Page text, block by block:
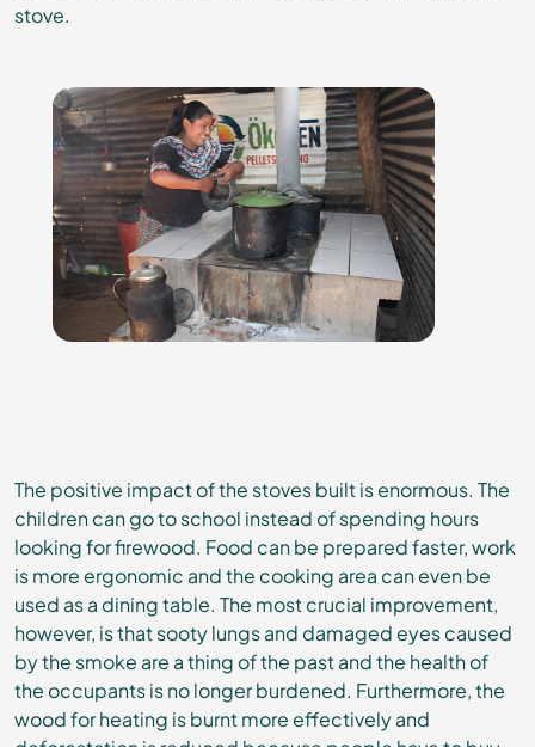
stove.
The positive impact of the stoves built is enormous. The
children can go to school instead of spending hours
looking for firewood. Food can be prepared faster, work
is more ergonomic and the cooking area can even be
used as a dining table. The most crucial improvement,
however, is that sooty lungs and damaged eyes caused
by the smoke are a thing of the past and the health of
the occupants is no longer burdened. Furthermore, the
wood for heating is burnt more effectively and